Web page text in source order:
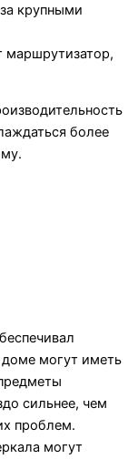
крупными
маршрутизатор,
более
могут иметь
сильнее, чем
проблем.
могут